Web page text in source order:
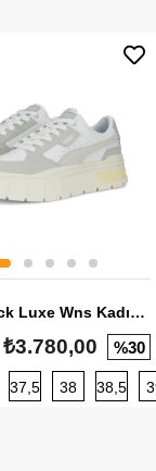
41 42 42,5
Mayze Stack Luxe Wns Kadın Sneaker
₺3.780,00 %30
37,5 38 38,5